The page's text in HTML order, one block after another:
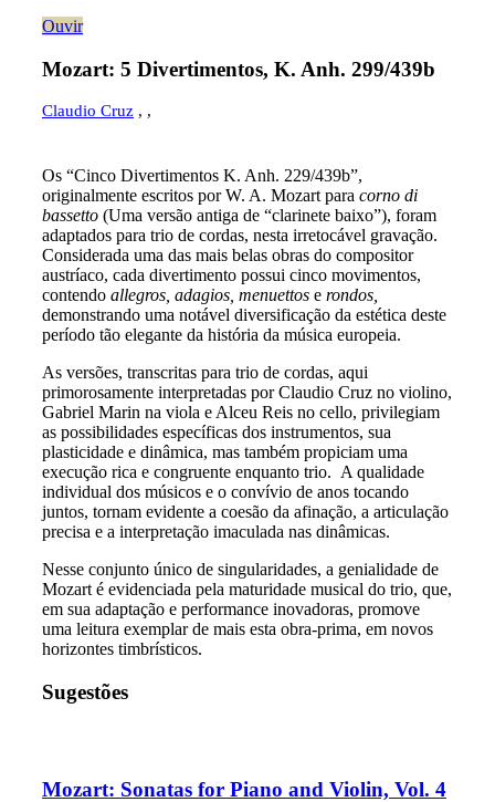
Ouvir
Mozart: 5 Divertimentos, K. Anh. 299/439b
Claudio Cruz , ,
Os “Cinco Divertimentos K. Anh. 229/439b”,
originalmente escritos por W. A. Mozart para corno di
bassetto (Uma versão antiga de “clarinete baixo”), foram
adaptados para trio de cordas, nesta irretocável gravação.
Considerada uma das mais belas obras do compositor
austríaco, cada divertimento possui cinco movimentos,
contendo allegros, adagios, menuettos e rondos,
demonstrando uma notável diversificação da estética deste
período tão elegante da história da música europeia.
As versões, transcritas para trio de cordas, aqui
primorosamente interpretadas por Claudio Cruz no violino,
Gabriel Marin na viola e Alceu Reis no cello, privilegiam
as possibilidades específicas dos instrumentos, sua
plasticidade e dinâmica, mas também propiciam uma
execução rica e congruente enquanto trio. A qualidade
individual dos músicos e o convívio de anos tocando
juntos, tornam evidente a coesão da afinação, a articulação
precisa e a interpretação imaculada nas dinâmicas.
Nesse conjunto único de singularidades, a genialidade de
Mozart é evidenciada pela maturidade musical do trio, que,
em sua adaptação e performance inovadoras, promove
uma leitura exemplar de mais esta obra-prima, em novos
horizontes timbrísticos.
Sugestões
Mozart: Sonatas for Piano and Violin, Vol. 4